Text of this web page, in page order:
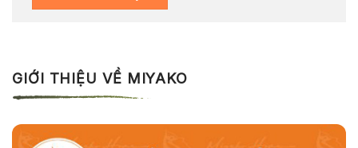
GIỚI THIỆU VỀ MIYAKO